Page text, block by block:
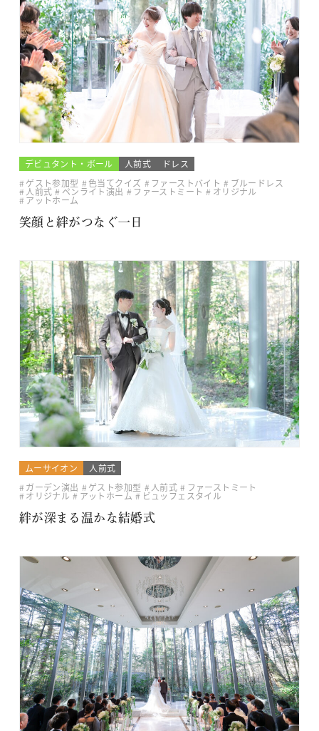
デビュタント・ボール 人前式
ドレス
ゲスト参加型
色当てクイズ ファーストバイト ブルードレス
人前式 ペンライト演出 ファーストミート オリジナル
アットホーム
笑顔と絆がつなぐ一日
ムーサイオン
人前式
ガーデン演出
ゲスト参加型 人前式 ファーストミート
オリジナル アットホーム
ビュッフェスタイル
絆が深まる温かな結婚式